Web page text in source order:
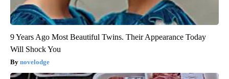
9 Years Ago Most Beautiful Twins. Their Appearance Today
Will Shock You
novelodge